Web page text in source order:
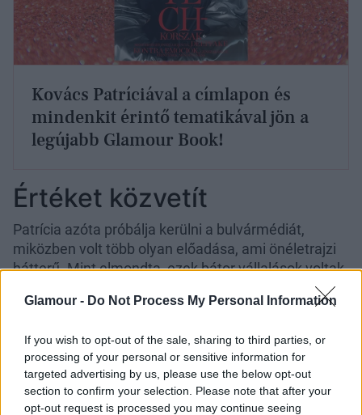
Glamour - Do Not Process My Personal Information
If you wish to opt-out of the sale, sharing to third parties, or
processing of your personal or sensitive information for
targeted advertising by us, please use the below opt-out
section to confirm your selection. Please note that after your
opt-out request is processed you may continue seeing
Kovács Patríciával a címlapon és
mindenkit érintő tematikával jön a
legújabb Glamour Book!
Értéket közvetít
Patrícia azóta próbálja kerülni a bulvármédiát,
miközben volt több olyan előadása, ami önéletrajzi
hátterű. Mint elmondta, ezek bátor vállalások voltak,
de mindig olyasmiről mesélt, amin már túljutott az
életében. „Olyan is előfordult például, hogy
váltunk el a férjemmel. Akkor az volt a fontos
számomra, hogy edukáljam a nézőket, hogy az
emberek lássanak példát arra, hogy egy kapcsolatot
a másikat tisztelve is le lehet zárni.